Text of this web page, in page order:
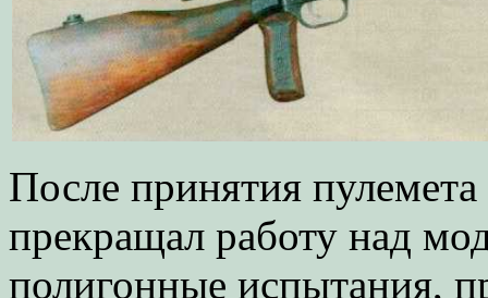
После принятия
прекращал работу над
полигонные испытания,